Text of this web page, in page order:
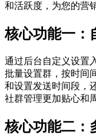
和活跃度，为您的营
核心功能一：
通过后台自定义设置
批量设置群，按时间
和设置发送时间段，
社群管理更加贴心和
核心功能二：